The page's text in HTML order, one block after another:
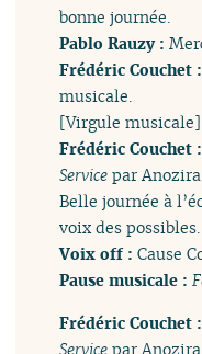
bonne journée.
Pablo Rauzy :
Frédéric Couchet
musicale.
[Virgule musicale]
Frédéric Couchet
Service par
Belle journée à
voix des possibles.
Voix off :Cause
Pause musicale :
Frédéric Couchet
Service par